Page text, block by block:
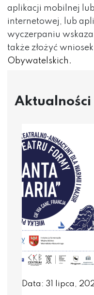
aplikacji mobilnej
internetowej, lub
wyczerpaniu
także złożyć
Obywatelskich.
Aktualności
Data: 31 lipca,